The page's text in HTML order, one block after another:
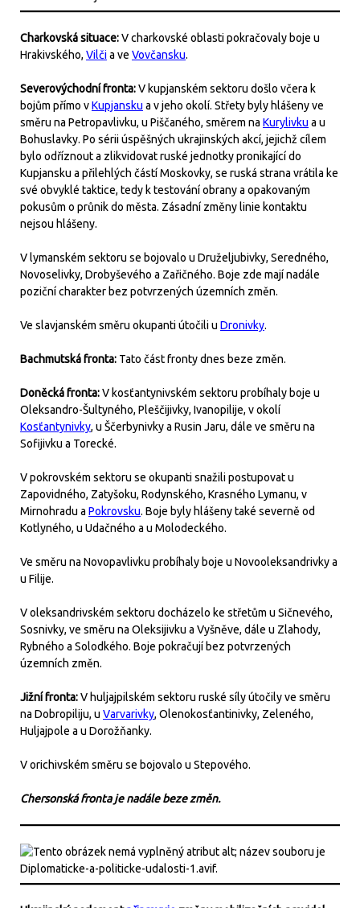
Charkovská situace:V charkovské oblasti pokračovaly boje u
Hrakivského, Vilčia ve Vovčansku.
Severovýchodní fronta:V kupjanském sektoru došlo včera k
bojům přímo vKupjansku a v jeho okolí. Střety byly hlášeny ve
směru na Petropavlivku, u Piščaného, směrem na Kurylivku a u
Bohuslavky. Po sérii úspěšných ukrajinských akcí, jejichž cílem
bylo odříznout a zlikvidovat ruské jednotky pronikající do
Kupjansku a přilehlých částí Moskovky, se ruská strana vrátila ke
své obvyklé taktice, tedy k testování obrany a opakovaným
pokusům o průnik do města. Zásadní změny linie kontaktu
nejsou hlášeny.
V lymanském sektoru se bojovalo u Druželjubivky, Seredného,
Novoselivky, Drobyševého a Zařičného. Boje zde mají nadále
poziční charakter bez potvrzených územních změn.
Ve slavjanském směru okupanti útočili u Dronivky.
Bachmutská fronta: Tato část fronty dnes beze změn.
Doněcká fronta:V kosťantynivském sektoru probíhaly boje u
Oleksandro-Šultyného, Pleščijivky, Ivanopilije, v okolí
Kosťantynivky, u Ščerbynivky a Rusin Jaru, dále ve směru na
Sofijivku a Torecké.
V pokrovském sektoru se okupanti snažili postupovat u
Zapovidného, Zatyšoku, Rodynského, Krasného Lymanu, v
Mirnohradu a Pokrovsku. Boje byly hlášeny také severně od
Kotlyného, u Udačného a u Molodeckého.
Ve směru na Novopavlivku probíhaly boje u Novooleksandrivky a
u Filije.
V oleksandrivském sektoru docházelo ke střetům u Sičnevého,
Sosnivky, ve směru na Oleksijivku a Vyšněve, dále u Zlahody,
Rybného a Solodkého. Boje pokračují bez potvrzených
územních změn.
Jižní fronta:V huljajpilském sektoru ruské síly útočily ve směru
na Dobropiliju, u Varvarivky, Olenokosťantinivky, Zeleného,
Huljajpole a u Dorožňanky.
V orichivském směru se bojovalo u Stepového.
Chersonská fronta je nadále beze změn.